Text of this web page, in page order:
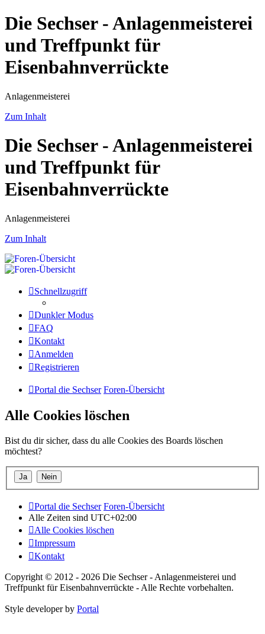
Die Sechser - Anlagenmeisterei
und Treffpunkt für
Eisenbahnverrückte
Anlagenmeisterei
Zum Inhalt
Die Sechser - Anlagenmeisterei
und Treffpunkt für
Eisenbahnverrückte
Anlagenmeisterei
Zum Inhalt
Schnellzugriff
Dunkler Modus
FAQ
Kontakt
Anmelden
Registrieren
Portal die Sechser Foren-Übersicht
Alle Cookies löschen
Bist du dir sicher, dass du alle Cookies des Boards löschen
möchtest?
Portal die Sechser Foren-Übersicht
Alle Zeiten sind UTC+02:00
Alle Cookies löschen
Impressum
Kontakt
Copyright © 2012 - 2026 Die Sechser - Anlagenmeisterei und
Treffpunkt für Eisenbahnverrückte - Alle Rechte vorbehalten.
Style developer by Portal